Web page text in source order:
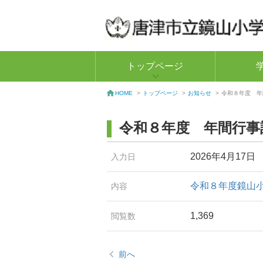
トップページ
HOME > トップページ > お知らせ > 令和８年度 年
令和８年度 年間行事
入力日 2026年4月17日
内容 令和８年度鏡山
閲覧数 1,369
前へ